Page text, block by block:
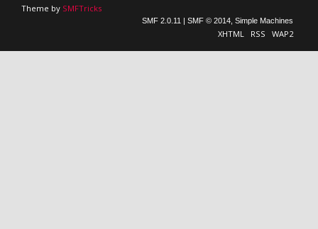
Theme by SMFTricks
SMF 2.0.11 SMF © 2014, Simple Machines
XHTML RSS WAP2